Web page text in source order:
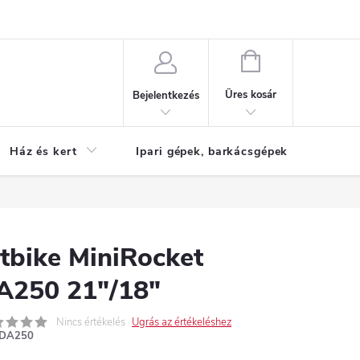
Bejelentkezés
KOSÁR
Üres kosár
Ház és kert Ipari gépek, barkácsgépek
MiniRocket
21″/18″
Nincs értékelés Ugrás az értékeléshez
DA250